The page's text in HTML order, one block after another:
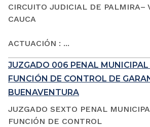
CIRCUITO JUDICIAL DE PALMIRA–
CAUCA
ACTUACIÓN : ...
JUZGADO 006 PENAL MUNICIPAL
FUNCIÓN DE CONTROL DE
BUENAVENTURA
JUZGADO SEXTO PENAL
FUNCIÓN DE CONTROL